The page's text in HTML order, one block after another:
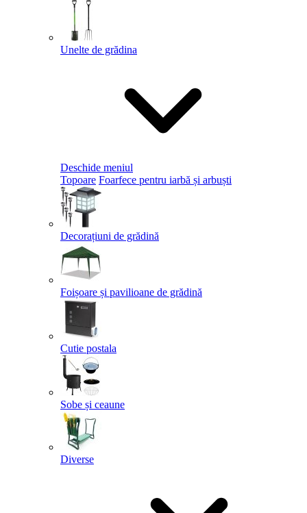
Unelte de grădina
Deschide meniul
Topoare Foarfece pentru iarbă și arbuști
Decorațiuni de grădină
Foișoare și pavilioane de grădină
Cutie postala
Sobe și ceaune
Diverse